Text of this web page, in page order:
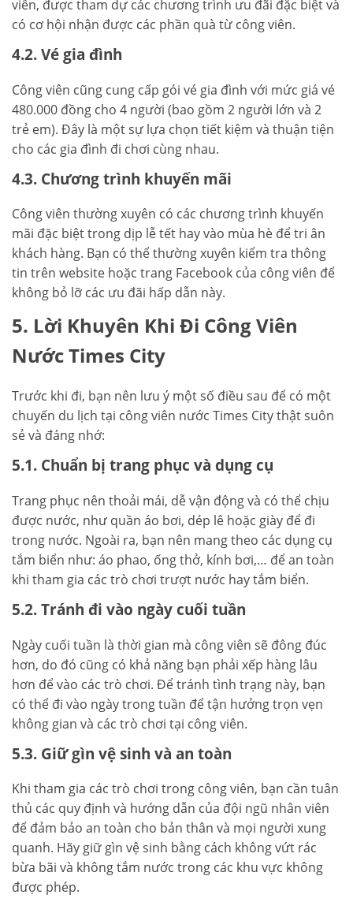
viên, được tham dự các chương trình ưu đãi đặc biệt và
có cơ hội nhận được các phần quà từ công viên.
4.2. Vé gia đình
Công viên cũng cung cấp gói vé gia đình với mức giá vé
480.000 đồng cho 4 người (bao gồm 2 người lớn và 2
trẻ em). Đây là một sự lựa chọn tiết kiệm và thuận tiện
cho các gia đình đi chơi cùng nhau.
4.3. Chương trình khuyến mãi
Công viên thường xuyên có các chương trình khuyến
mãi đặc biệt trong dịp lễ tết hay vào mùa hè để tri ân
khách hàng. Bạn có thể thường xuyên kiểm tra thông
tin trên website hoặc trang Facebook của công viên để
không bỏ lỡ các ưu đãi hấp dẫn này.
5. Lời Khuyên Khi Đi Công Viên
Nước Times City
Trước khi đi, bạn nên lưu ý một số điều sau để có một
chuyến du lịch tại công viên nước Times City thật suôn
sẻ và đáng nhớ:
5.1. Chuẩn bị trang phục và dụng cụ
Trang phục nên thoải mái, dễ vận động và có thể chịu
được nước, như quần áo bơi, dép lê hoặc giày để đi
trong nước. Ngoài ra, bạn nên mang theo các dụng cụ
tắm biển như: áo phao, ống thở, kính bơi,… để an toàn
khi tham gia các trò chơi trượt nước hay tắm biển.
5.2. Tránh đi vào ngày cuối tuần
Ngày cuối tuần là thời gian mà công viên sẽ đông đúc
hơn, do đó cũng có khả năng bạn phải xếp hàng lâu
hơn để vào các trò chơi. Để tránh tình trạng này, bạn
có thể đi vào ngày trong tuần để tận hưởng trọn vẹn
không gian và các trò chơi tại công viên.
5.3. Giữ gìn vệ sinh và an toàn
Khi tham gia các trò chơi trong công viên, bạn cần tuân
thủ các quy định và hướng dẫn của đội ngũ nhân viên
để đảm bảo an toàn cho bản thân và mọi người xung
quanh. Hãy giữ gìn vệ sinh bằng cách không vứt rác
bừa bãi và không tắm nước trong các khu vực không
được phép.